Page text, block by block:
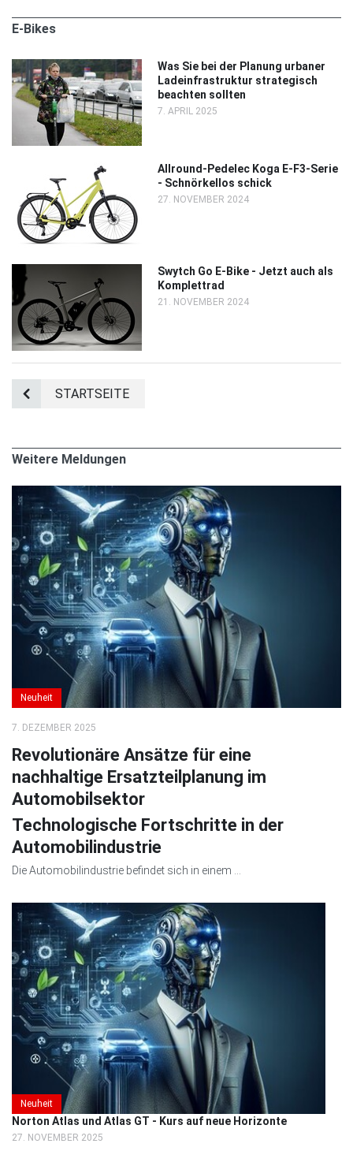
E-Bikes
Was Sie bei der Planung urbaner
Ladeinfrastruktur strategisch
beachten sollten
7. APRIL 2025
Allround-Pedelec Koga E-F3-Serie
- Schnörkellos schick
27. NOVEMBER 2024
Swytch Go E-Bike - Jetzt auch als
Komplettrad
21. NOVEMBER 2024
STARTSEITE
Weitere Meldungen
Neuheit
7. DEZEMBER 2025
Revolutionäre Ansätze für eine
nachhaltige Ersatzteilplanung im
Automobilsektor
Technologische Fortschritte in der
Automobilindustrie
Die Automobilindustrie befindet sich in einem ...
Neuheit
Norton Atlas und Atlas GT - Kurs auf neue Horizonte
27. NOVEMBER 2025